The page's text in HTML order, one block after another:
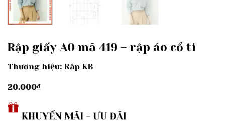
Rập giấy A0 mã 419 – rập áo cổ ti
Thương hiệu: Rập KB
20.000₫
KHUYẾN MÃI - ƯU ĐÃI